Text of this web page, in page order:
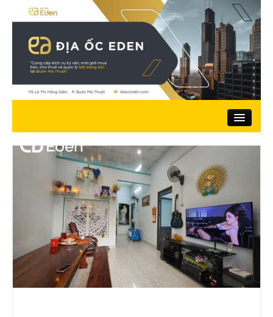
Trang chủ
Giới thiệu
Nhà đất bán
Đất ở
Nhà phố